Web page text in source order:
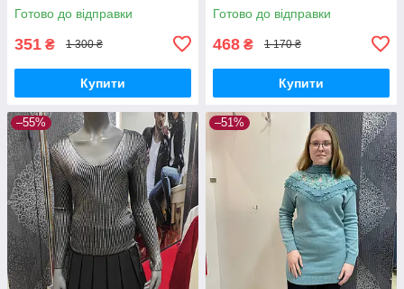
Готово до відправки
351 ₴ 1 300 ₴
Купити
Готово до відправки
468 ₴ 1 170 ₴
Купити
–55% –51%